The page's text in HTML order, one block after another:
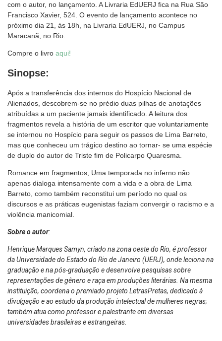
com o autor, no lançamento. A Livraria EdUERJ fica na Rua São
Francisco Xavier, 524. O evento de lançamento acontece no
próximo dia 21, às 18h, na Livraria EdUERJ, no Campus
Maracanã, no Rio.
Compre o livro aqui!
Sinopse:
Após a transferência dos internos do Hospício Nacional de
Alienados, descobrem-se no prédio duas pilhas de anotações
atribuídas a um paciente jamais identificado. A leitura dos
fragmentos revela a história de um escritor que voluntariamente
se internou no Hospício para seguir os passos de Lima Barreto,
mas que conheceu um trágico destino ao tornar- se uma espécie
de duplo do autor de Triste fim de Policarpo Quaresma.
Romance em fragmentos, Uma temporada no inferno não
apenas dialoga intensamente com a vida e a obra de Lima
Barreto, como também reconstitui um período no qual os
discursos e as práticas eugenistas faziam convergir o racismo e a
violência manicomial.
Sobre o autor:
Henrique Marques Samyn, criado na zona oeste do Rio, é professor
da Universidade do Estado do Rio de Janeiro (UERJ), onde leciona na
graduação e na pós-graduação e desenvolve pesquisas sobre
representações de gênero e raça em produções literárias. Na mesma
instituição, coordena o premiado projeto LetrasPretas, dedicado à
divulgação e ao estudo da produção intelectual de mulheres negras;
também atua como professor e palestrante em diversas
universidades brasileiras e estrangeiras.